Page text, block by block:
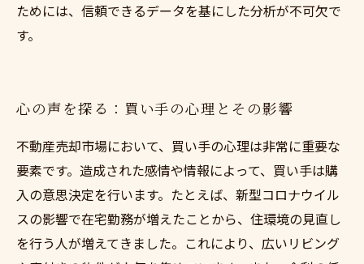
ためには、信頼できるデータを基にした分析が不可欠で
す。
心の声を探る：買い手の心理とその影響
不動産売却市場において、買い手の心理は非常に重要な
要素です。造成された感情や情報によって、買い手は購
入の意思決定を行います。たとえば、新型コロナウイル
スの影響で在宅勤務が増えたことから、住環境の見直し
を行う人が増えてきました。これにより、広いリビング